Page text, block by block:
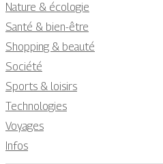
Nature & écologie
Santé & bien-être
Shopping & beauté
Société
Sports & loisirs
Technologies
Voyages
Infos